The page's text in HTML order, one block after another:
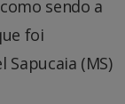
sendo a
foi
(MS)